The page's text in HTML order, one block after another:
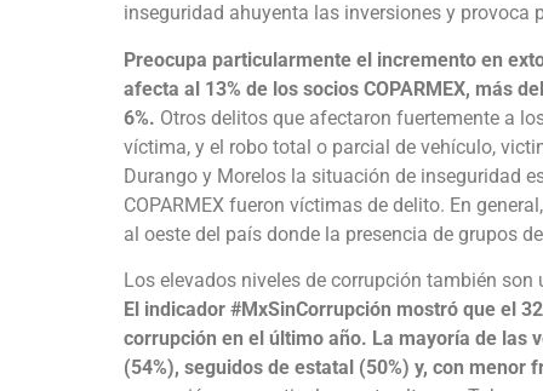
inseguridad ahuyenta las inversiones y provoca
Preocupa particularmente el incremento en
afecta al 13% de los socios COPARMEX, más
6%. Otros delitos que afectaron fuertemente a
víctima, y el robo total o parcial de vehículo,
Durango y Morelos la situación de inseguridad
COPARMEX fueron víctimas de delito. En
al oeste del país donde la presencia de grupos
Los elevados niveles de corrupción también
E l indicador #MxSinCorrupción mostró que el
corrupción en el último año. La mayoría de las
(54%), seguidos de estatal (50%) y, con